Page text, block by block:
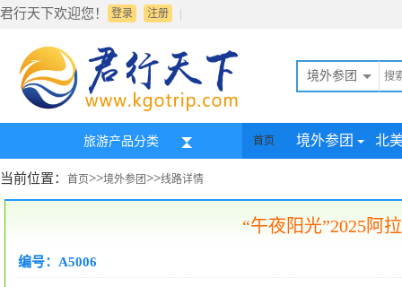
君行天下欢迎您！ 登录 |
注册
境外参团
旅游产品分类 首页 境外参团 北
当前位置： 首页>>境外参团>>线路详情
“午夜阳光”2025阿
编号：A5006